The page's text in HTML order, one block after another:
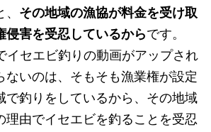
その地域の漁協が料金を受け取
侵害を受忍しているからです。
イセエビ釣りの動画がアップされ
ないのは、そもそも漁業権が設定
で釣りをしているから、その地域
理由でイセエビを釣ることを受忍